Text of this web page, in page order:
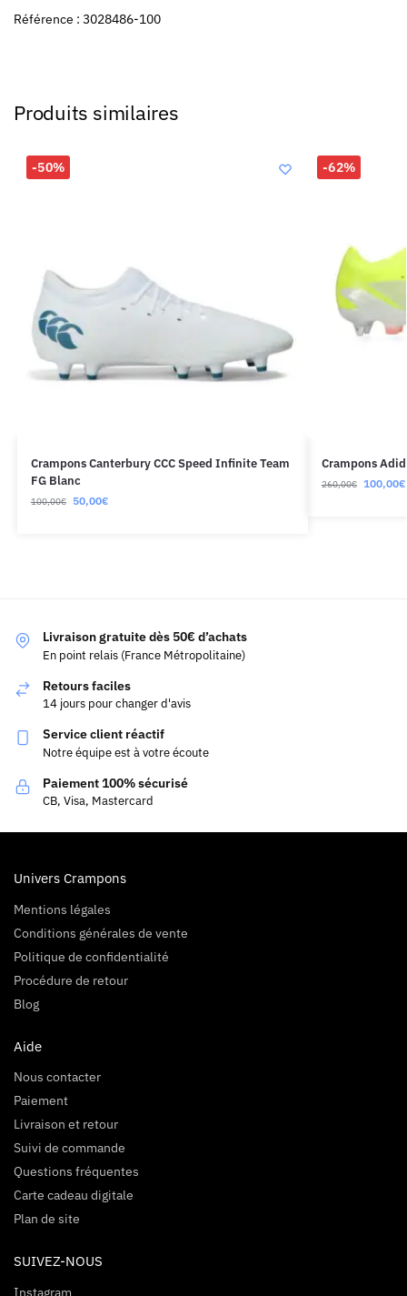
Référence : 3028486-100
Produits similaires
-50%
Crampons Canterbury CCC Speed Infinite Team
FG Blanc
100,00€ 50,00€
-62%
Crampons
260,00€ 100,00€
Livraison gratuite dès 50€ d’achats
En point relais (France Métropolitaine)
Retours faciles
14 jours pour changer d'avis
Service client réactif
Notre équipe est à votre écoute
Paiement 100% sécurisé
CB, Visa, Mastercard
Univers Crampons
Mentions légales
Conditions générales de vente
Politique de confidentialité
Procédure de retour
Blog
Aide
Nous contacter
Paiement
Livraison et retour
Suivi de commande
Questions fréquentes
Carte cadeau digitale
Plan de site
SUIVEZ-NOUS
Instagram